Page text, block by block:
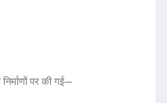
पर की गई—